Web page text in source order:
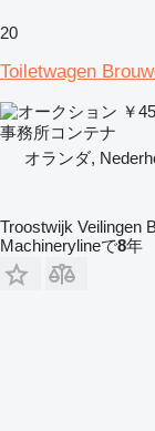
20
Toiletwagen
￥
事務所コンテナ
オランダ,
Troostwijk Veilingen
Machinerylineで8年